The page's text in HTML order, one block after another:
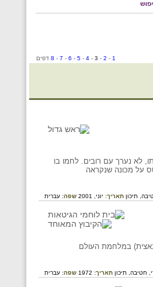
1
-
2
-
3
-
4
-
5
-
6
-
7
-
8 דפים
לא נערך עם רובים. לחמו בו
על מכונה שנקראה
תיכון תאריך: יוני, 2001 שפה: עברית
במלחמת העולם
חטיבה, תיכון תאריך: 1972 שפה: עברית